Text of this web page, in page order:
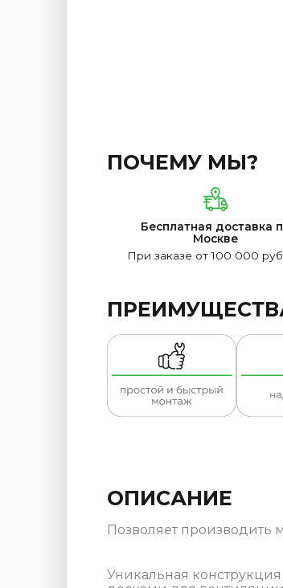
ПОЧЕМУ МЫ?
Бесплатная доставка
Москве
При заказе от 100 000
ОПИСАНИЕ
Позволяет
Уникальная